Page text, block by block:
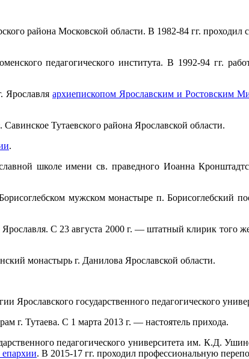
района Московской области. В 1982-84 гг.
педагогического института. В 1992-94 гг.
Ярославля архиепископом Ярославским и Ростовским
Тутаевского района Ярославской области.
.
школе имени св. праведного Иоанна
мужском монастыре п. Борисоглебский
С 23 августа 2000 г. — штатный клирик того
монастырь г. Данилова Ярославской области.
Ярославского государственного педагогического
г. Тутаева. С 1 марта 2013 г. — настоятель прихода.
педагогического университета им. К.Д.
. В 2015-17 гг. проходил профессиональную